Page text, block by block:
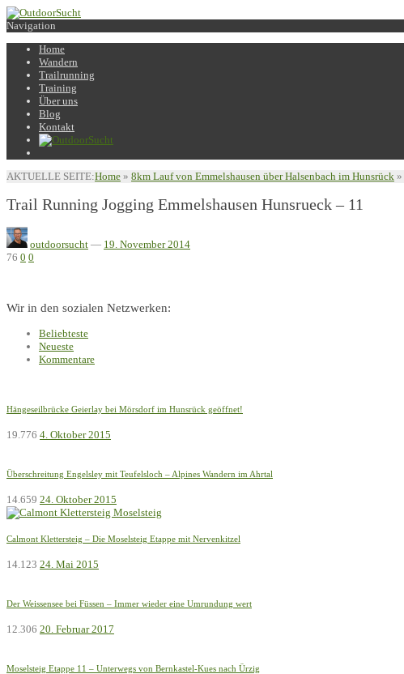
Navigation
Home
Wandern
Trailrunning
Training
Über uns
Blog
Kontakt
AKTUELLE SEITE:Home » 8km Lauf von Emmelshausen über Halsenbach im Hunsrück »
Trail Running Jogging Emmelshausen Hunsrueck – 11
outdoorsucht — 19. November 2014
76 0 0
Wir in den sozialen Netzwerken:
Beliebteste
Neueste
Kommentare
Hängeseilbrücke Geierlay bei Mörsdorf im Hunsrück geöffnet!
19.776 4. Oktober 2015
Überschreitung Engelsley mit Teufelsloch – Alpines Wandern im Ahrtal
14.659 24. Oktober 2015
Calmont Klettersteig – Die Moselsteig Etappe mit Nervenkitzel
14.123 24. Mai 2015
Der Weissensee bei Füssen – Immer wieder eine Umrundung wert
12.306 20. Februar 2017
Moselsteig Etappe 11 – Unterwegs von Bernkastel-Kues nach Ürzig